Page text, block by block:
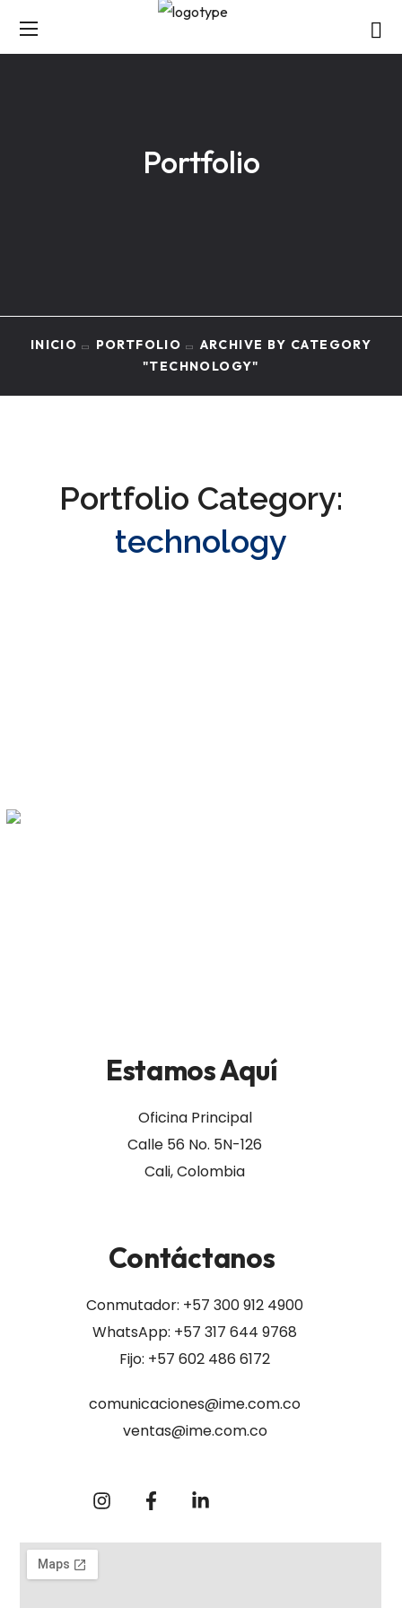
Portfolio
INICIO PORTFOLIO
ARCHIVE BY CATEGORY
"TECHNOLOGY"
Portfolio Category:
technology
Estamos Aquí
Oficina Principal
Calle 56 No. 5N-126
Cali, Colombia
Contáctanos
Conmutador: +57 300 912 4900
WhatsApp: +57 317 644 9768
Fijo: +57 602 486 6172
comunicaciones@ime.com.co
ventas@ime.com.co